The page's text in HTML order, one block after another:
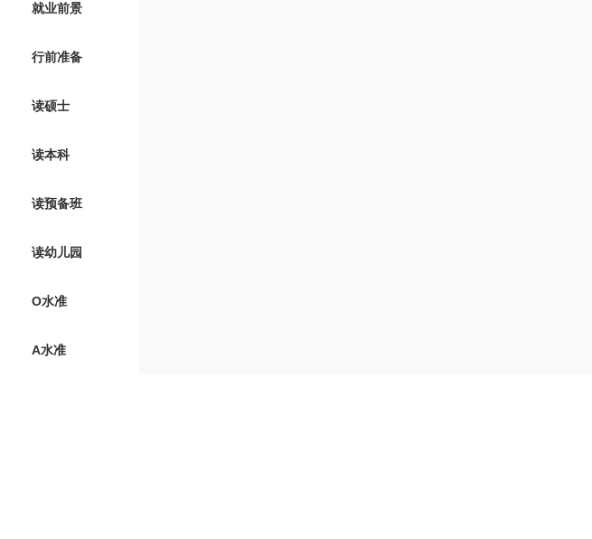
就业前景
行前准备
读硕士
读本科
读预备班
读幼儿园
O水准
A水准